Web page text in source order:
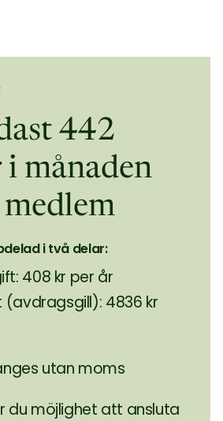
442
månaden
i två delar:
408 kr per år
(avdragsgill): 4836 kr
utan moms
du möjlighet att ansluta